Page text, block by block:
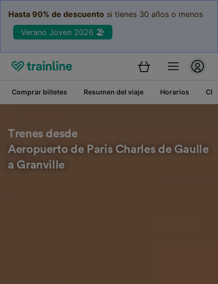
Hasta 90% de descuento si tienes 30 años o menos
Verano Joven 2026 🏖️
Comprar billetes Resumen del viaje Horarios
Trenes desde
Aeropuerto de Paris Charles de Gaulle
a Granville